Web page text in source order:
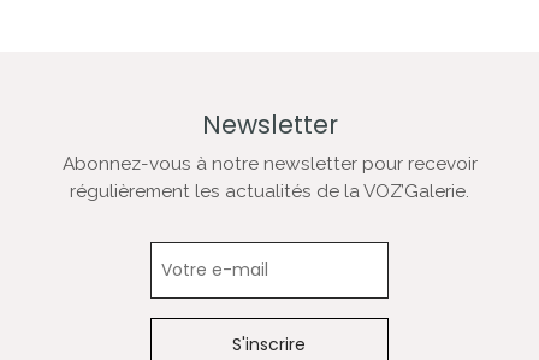
Newsletter
Abonnez-vous à notre newsletter pour recevoir
régulièrement les actualités de la VOZ’Galerie.